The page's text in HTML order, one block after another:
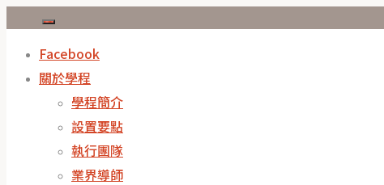
Facebook
關於學程
學程簡介
設置要點
執行團隊
業界導師